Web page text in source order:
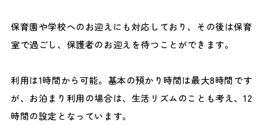
保育園や学校へのお迎えにも対応しており、その後は保育
室で過ごし、保護者のお迎えを待つことができます。
利用は1時間から可能。基本の預かり時間は最大8時間です
が、お泊まり利用の場合は、生活リズムのことも考え、12
時間の設定となっています。